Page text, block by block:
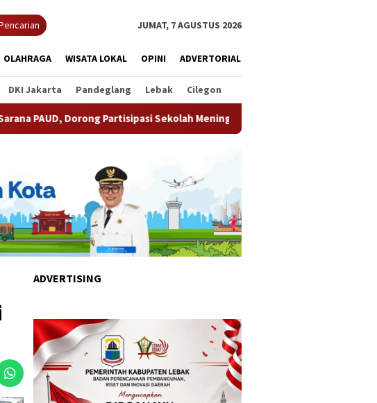
JUMAT, 7 AGUSTUS 2026
OLAHRAGA WISATA LOKAL OPINI ADVERTORIAL
DKI Jakarta Pandeglang Lebak Cilegon
Partisipasi Sekolah Meningkat Pemkot Tangsel Matangkan Persiapan
ADVERTISING